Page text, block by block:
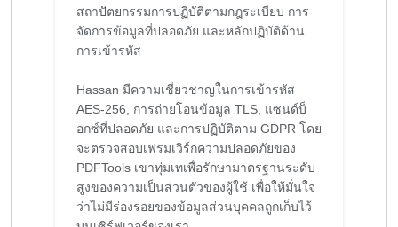
สถาปัตยกรรมการปฏิบัติตามกฎระเบียบ การ
จัดการข้อมูลที่ปลอดภัย และหลักปฏิบัติด้าน
การเข้ารหัส
Hassan มีความเชี่ยวชาญในการเข้ารหัส
AES-256, การถ่ายโอนข้อมูล TLS, แซนด์บ็
อกซ์ที่ปลอดภัย และการปฏิบัติตาม GDPR โดย
จะตรวจสอบเฟรมเวิร์กความปลอดภัยของ
PDFTools เขาทุ่มเทเพื่อรักษามาตรฐานระดับ
สูงของความเป็นส่วนตัวของผู้ใช้ เพื่อให้มั่นใจ
ว่าไม่มีร่องรอยของข้อมูลส่วนบุคคลถูกเก็บไว้